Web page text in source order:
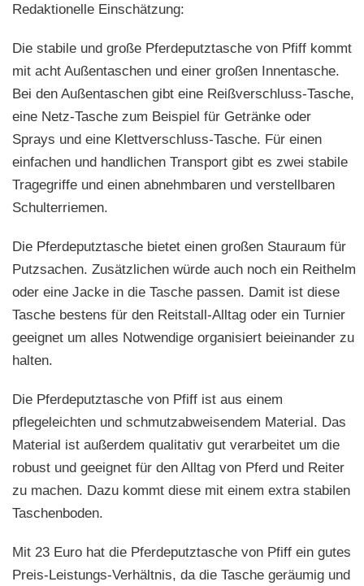
Redaktionelle Einschätzung:
Die stabile und große Pferdeputztasche von Pfiff kommt
mit acht Außentaschen und einer großen Innentasche.
Bei den Außentaschen gibt eine Reißverschluss-Tasche,
eine Netz-Tasche zum Beispiel für Getränke oder
Sprays und eine Klettverschluss-Tasche. Für einen
einfachen und handlichen Transport gibt es zwei stabile
Tragegriffe und einen abnehmbaren und verstellbaren
Schulterriemen.
Die Pferdeputztasche bietet einen großen Stauraum für
Putzsachen. Zusätzlichen würde auch noch ein Reithelm
oder eine Jacke in die Tasche passen. Damit ist diese
Tasche bestens für den Reitstall-Alltag oder ein Turnier
geeignet um alles Notwendige organisiert beieinander zu
halten.
Die Pferdeputztasche von Pfiff ist aus einem
pflegeleichten und schmutzabweisendem Material. Das
Material ist außerdem qualitativ gut verarbeitet um die
robust und geeignet für den Alltag von Pferd und Reiter
zu machen. Dazu kommt diese mit einem extra stabilen
Taschenboden.
Mit 23 Euro hat die Pferdeputztasche von Pfiff ein gutes
Preis-Leistungs-Verhältnis, da die Tasche geräumig und